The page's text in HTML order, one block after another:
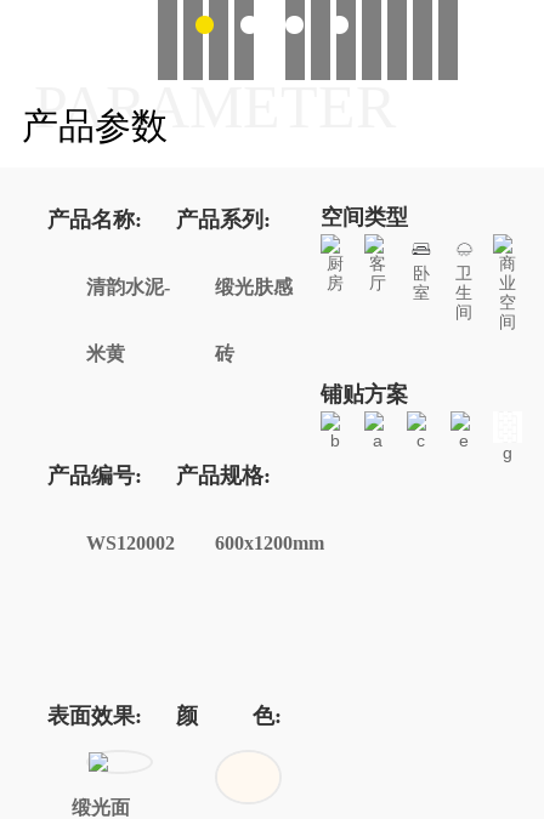
产品参数
PARAMETER
产品名称:
清韵水泥-
米黄
产品系列:
缎光肤感
砖
产品编号:
WS120002
产品规格:
600x1200mm
表面效果:
缎光面
颜 色:
空间类型
厨
房
客
厅
卧
室
卫
生
间
商
业
空
间
铺贴方案
b a c e
g